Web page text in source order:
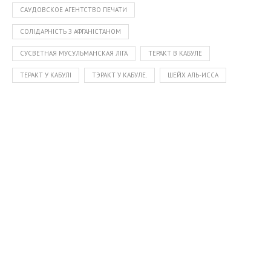
САУДОВСКОЕ АГЕНТСТВО ПЕЧАТИ
СОЛІДАРНІСТЬ З АФГАНІСТАНОМ
СУСВЕТНАЯ МУСУЛЬМАНСКАЯ ЛІГА ТЕРАКТ В КАБУЛЕ
ТЕРАКТ У КАБУЛІ ТЭРАКТ У КАБУЛЕ. ШЕЙХ АЛЬ-ИССА